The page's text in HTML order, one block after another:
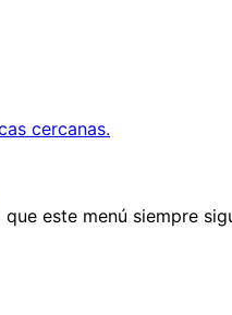
cercanas.
este menú siempre